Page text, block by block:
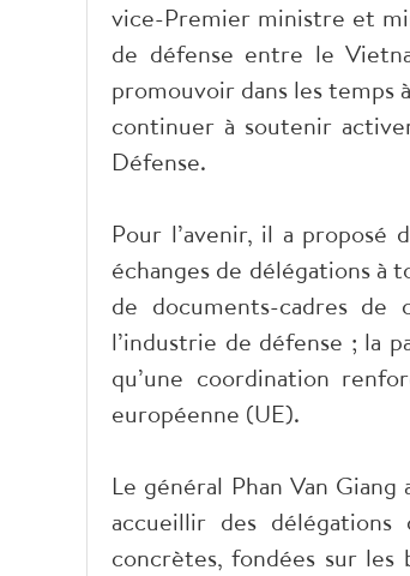
vice-Premier ministre et
de défense entre le
promouvoir dans les temps
continuer à soutenir
Défense.
Pour l’avenir, il a proposé
échanges de délégations à
de documents-cadres
l’industrie de défense ; la
qu’une coordination
européenne (UE).
Le général Phan Van
accueillir des délégations
concrètes, fondées sur